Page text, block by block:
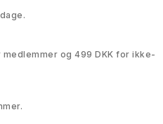
og 499 DKK for ikke-